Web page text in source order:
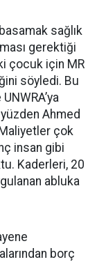
sağlık
gerektiği
çocuk için MR
söyledi. Bu
Ahmed
çok
insan gibi
Kaderleri, 20
abluka
borç